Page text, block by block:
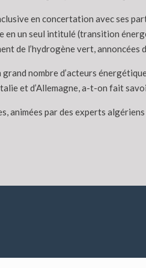
en concertation avec ses
en un seul intitulé (transition
de l’hydrogène vert, annoncées
grand nombre d’acteurs
et d’Allemagne, a-t-on fait
animées par des experts